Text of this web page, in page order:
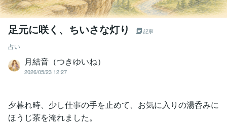
足元に咲く、ちいさな灯り 記事
占い
月結音（つきゆいね）
2026/05/23 12:27
夕暮れ時、少し仕事の手を止めて、お気に入りの湯呑みに
ほうじ茶を淹れました。